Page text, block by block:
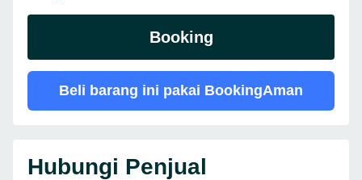
Booking
Beli barang ini pakai BookingAman
Hubungi Penjual